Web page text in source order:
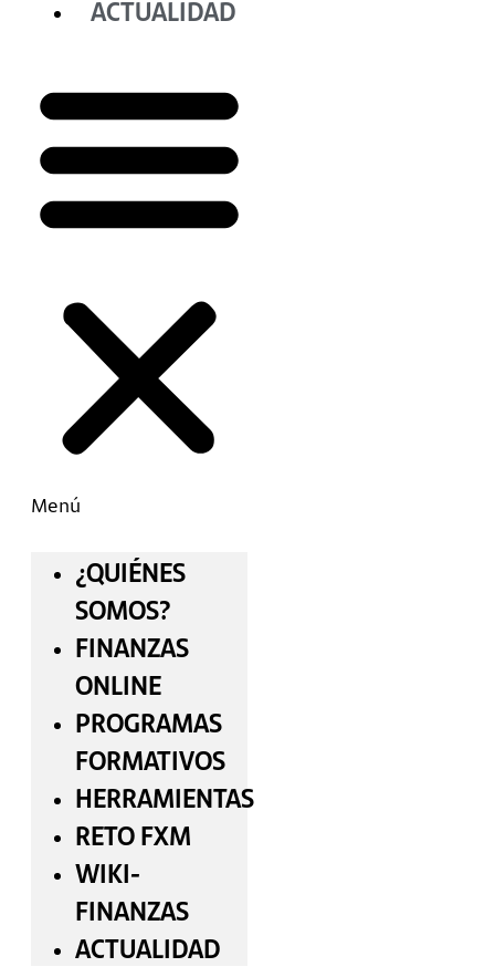
ACTUALIDAD
Menú
¿QUIÉNES
SOMOS?
FINANZAS
ONLINE
PROGRAMAS
FORMATIVOS
HERRAMIENTAS
RETO FXM
WIKI-
FINANZAS
ACTUALIDAD